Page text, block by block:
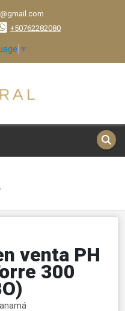
+50762282080
▼
venta PH
300